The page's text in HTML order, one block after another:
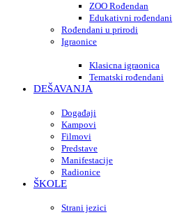
ZOO Rođendan
Edukativni rođendani
Rođendani u prirodi
Igraonice
Klasicna igraonica
Tematski rođendani
DEŠAVANJA
Događaji
Kampovi
Filmovi
Predstave
Manifestacije
Radionice
ŠKOLE
Strani jezici